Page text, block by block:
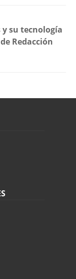
y su tecnología
Redacción